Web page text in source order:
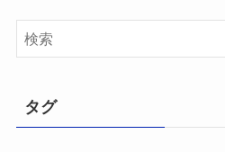
イ
ブ
タグ